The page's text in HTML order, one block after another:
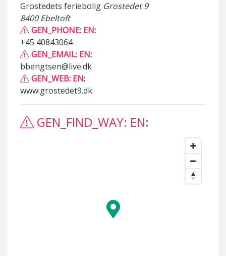
Grostedets feriebolig Grostedet 9
8400 Ebeltoft
GEN_PHONE: EN:
+45 40843064
GEN_EMAIL: EN:
bbengtsen@live.dk
GEN_WEB: EN:
www.grostedet9.dk
GEN_FIND_WAY: EN: